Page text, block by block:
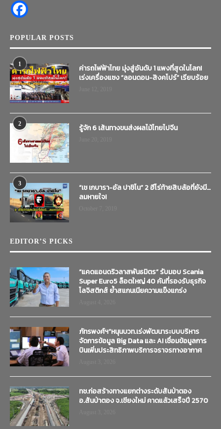
POPULAR POSTS
1
ค่ารถไฟฟ้าไทย มุ่งสู่อันดับ 1 แพงที่สุดในโลก!
เร่งเครื่องแซง “ลอนดอน-สิงคโปร์” เรียบร้อย
2 รู้จัก 6 เส้นทางขนส่งผลไม้ไทยไปจีน
3
“เช เกบารา-อัล ปาชิโน” 2 ฮีโร่ท้ายสิบล้อที่ยังมี…
ลมหายใจ!
EDITOR’S PICKS
“แคดแอนดริวลาสพันธมิตร” รับมอบ Scania
Super Euro5 ล็อตใหญ่ 40 คันที่รองรับธุรกิจ
โลจิสติกส์ ย้ำสแกนเนียความแข็งแกร่ง
ภัทรพงศ์ฯ”หนุนบวท.เร่งพัฒนาระบบบริหาร
จัดการข้อมูล Big Data และ AI เชื่อมข้อมูลการ
บินเพิ่มประสิทธิภาพบริการจราจรทางอากาศ
ทช.ก่อสร้างทางแยกต่างระดับสันป่าตอง
อ.สันป่าตอง จ.เชียงใหม่ คาดแล้วเสร็จปี 2570